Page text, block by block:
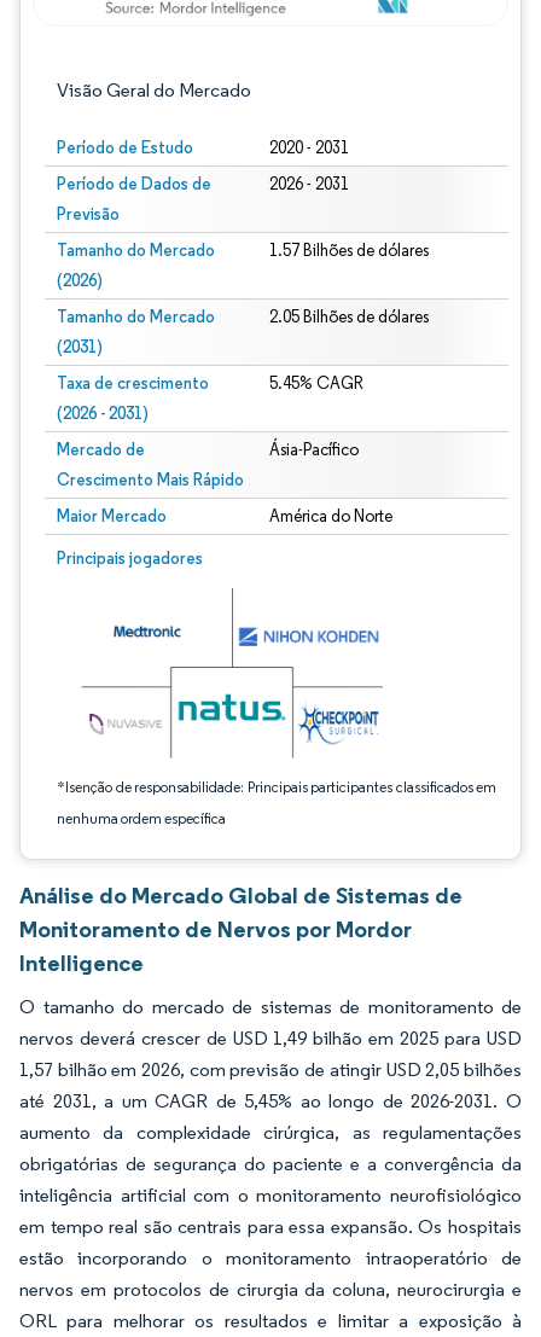
Visão Geral do Mercado
Período de Estudo 2020 - 2031
Período de Dados de
Previsão
2026 - 2031
Tamanho do Mercado
(2026)
1.57 Bilhões de dólares
Tamanho do Mercado
(2031)
2.05 Bilhões de dólares
Taxa de crescimento
(2026 - 2031)
5.45% CAGR
Mercado de
Crescimento Mais Rápido
Ásia-Pacífico
Maior Mercado América do Norte
Principais jogadores
*Isenção de responsabilidade: Principais participantes classificados em
nenhuma ordem específica
Imagem © Mordor Intelligence. O reuso requer atribuição conforme CC BY 4.0.
Análise do Mercado Global de Sistemas de
Monitoramento de Nervos por Mordor
Intelligence
O tamanho do mercado de sistemas de monitoramento de
nervos deverá crescer de USD 1,49 bilhão em 2025 para USD
1,57 bilhão em 2026, com previsão de atingir USD 2,05 bilhões
até 2031, a um CAGR de 5,45% ao longo de 2026-2031. O
aumento da complexidade cirúrgica, as regulamentações
obrigatórias de segurança do paciente e a convergência da
inteligência artificial com o monitoramento neurofisiológico
em tempo real são centrais para essa expansão. Os hospitais
estão incorporando o monitoramento intraoperatório de
nervos em protocolos de cirurgia da coluna, neurocirurgia e
ORL para melhorar os resultados e limitar a exposição à